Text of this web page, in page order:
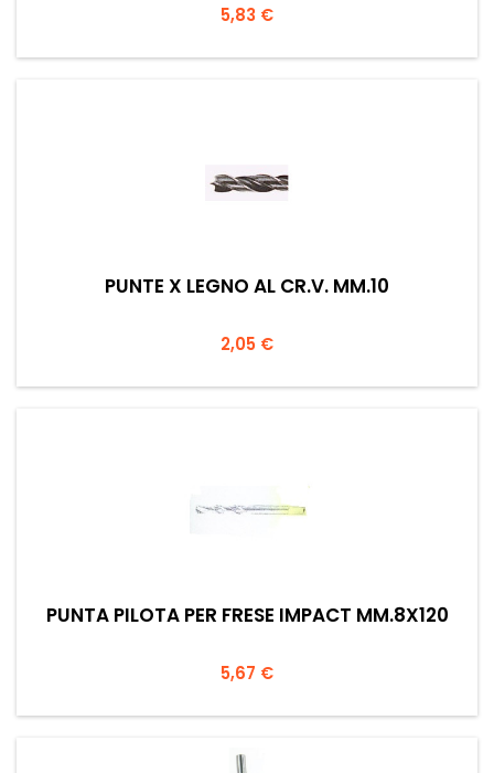
Prezzo
5,83 €
PUNTE X LEGNO AL CR.V. MM.10
Prezzo
2,05 €
PUNTA PILOTA PER FRESE IMPACT MM.8X120
Prezzo
5,67 €